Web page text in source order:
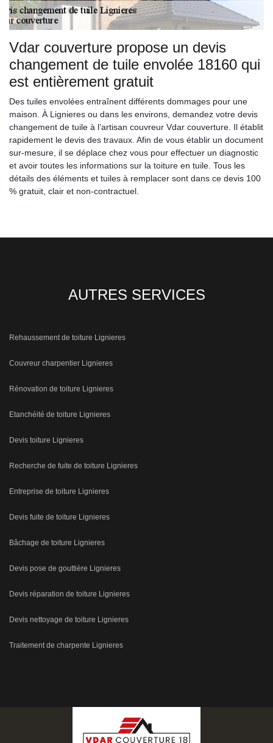
Vdar couverture propose un devis
changement de tuile envolée 18160 qui
est entièrement gratuit
Des tuiles envolées entraînent différents dommages pour une
maison. À Lignieres ou dans les environs, demandez votre devis
changement de tuile à l’artisan couvreur Vdar couverture. Il établit
rapidement le devis des travaux. Afin de vous établir un document
sur-mesure, il se déplace chez vous pour effectuer un diagnostic
et avoir toutes les informations sur la toiture en tuile. Tous les
détails des éléments et tuiles à remplacer sont dans ce devis 100
% gratuit, clair et non-contractuel.
AUTRES SERVICES
Rehaussement de toiture Lignieres
Couvreur charpentier Lignieres
Rénovation de toiture Lignieres
Etanchéité de toiture Lignieres
Devis toiture Lignieres
Recherche de fuite de toiture Lignieres
Entreprise de toiture Lignieres
Devis fuite de toiture Lignieres
Bâchage de toiture Lignieres
Devis pose de gouttière Lignieres
Devis réparation de toiture Lignieres
Devis nettoyage de toiture Lignieres
Traitement de charpente Lignieres